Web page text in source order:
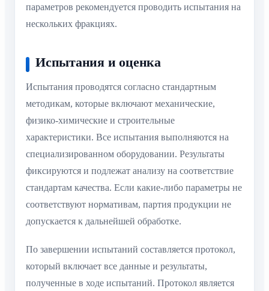
параметров рекомендуется проводить испытания на
нескольких фракциях.
Испытания и оценка
Испытания проводятся согласно стандартным
методикам, которые включают механические,
физико-химические и строительные
характеристики. Все испытания выполняются на
специализированном оборудовании. Результаты
фиксируются и подлежат анализу на соответствие
стандартам качества. Если какие-либо параметры не
соответствуют нормативам, партия продукции не
допускается к дальнейшей обработке.
По завершении испытаний составляется протокол,
который включает все данные и результаты,
полученные в ходе испытаний. Протокол является